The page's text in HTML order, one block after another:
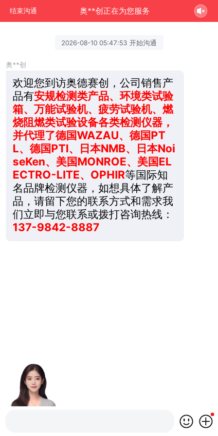
结束沟通 奥**创正在为您服务
2026-08-10 05:47:53 开始沟通
奥**创
欢迎您到访奥德赛创，公司销售产
品有安规检测类产品、环境类试验
箱、万能试验机、疲劳试验机、燃
烧阻燃类试验设备各类检测仪器，
并代理了德国WAZAU、德国PT
L、德国PTI、日本NMB、日本Noi
seKen、美国MONROE、美国EL
ECTRO-LITE、OPHIR等国际知
名品牌检测仪器，如想具体了解产
品，请留下您的联系方式和需求我
们立即与您联系或拨打咨询热线：
137-9842-8887